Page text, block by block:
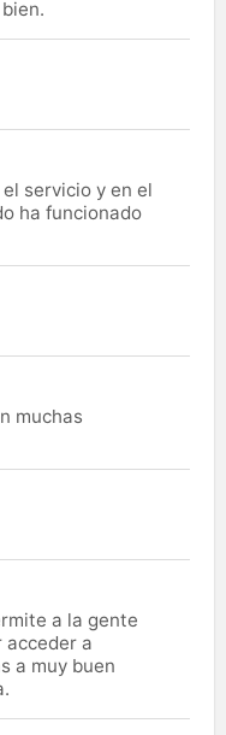
servicio y en el
ha funcionado
muchas
a la gente
acceder a
a muy buen